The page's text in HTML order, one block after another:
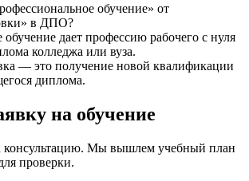
обучение» от
в ДПО?
дает профессию рабочего с нуля
колледжа или вуза.
— это получение новой квалификации
диплома.
на обучение
консультацию. Мы вышлем учебный план
проверки.